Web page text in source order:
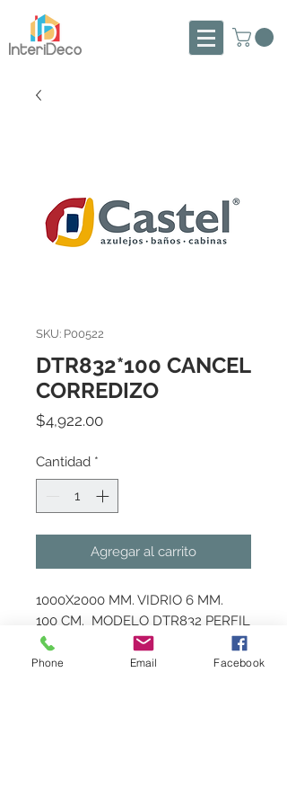
SKU: P00522
DTR832*100 CANCEL
CORREDIZO
$4,922.00Precio
Cantidad *
Agregar al carrito
1000X2000 MM. VIDRIO 6 MM.
100 CM.  MODELO DTR832 PERFIL
DE ALUMINIO NATURAL UNA
SOLA PUERTA CORREDIZA
Phone Email Facebook